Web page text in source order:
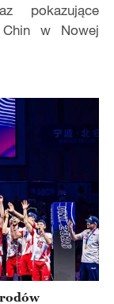
pokazujące
Chin w Nowej